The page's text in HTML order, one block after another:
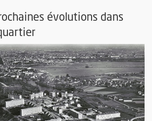
évolutions dans